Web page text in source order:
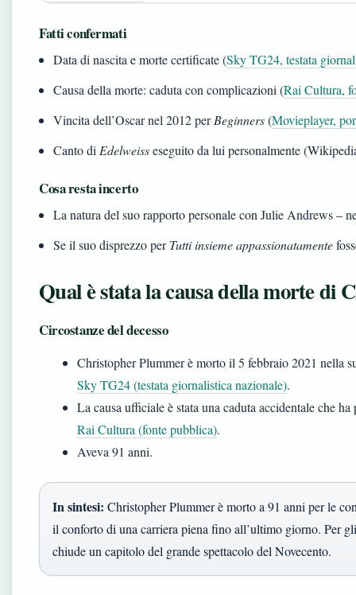
Fatti confermati
Data di nascita e morte certificate (Sky TG24, testata
Causa della morte: caduta con complicazioni (Rai Cultura,
Vincita dell’Oscar nel 2012 perBeginners(Movieplayer,
Canto di Edelweisseseguito da lui personalmente
Cosa resta incerto
La natura del suo rapporto personale con Julie Andrews –
Se il suo disprezzo perTutti insieme appassionatamente
Qual è stata la causa della morte di
Circostanze del decesso
Christopher Plummer è morto il 5 febbraio 2021 nella
Sky TG24 (testata giornalistica nazionale).
La causa ufficiale è stata una caduta accidentale che
Rai Cultura (fonte pubblica).
Aveva 91 anni.
In sintesi: Christopher Plummer è morto a 91 anni per le
il conforto di una carriera piena fino all’ultimo giorno. Per
chiude un capitolo del grande spettacolo del Novecento.